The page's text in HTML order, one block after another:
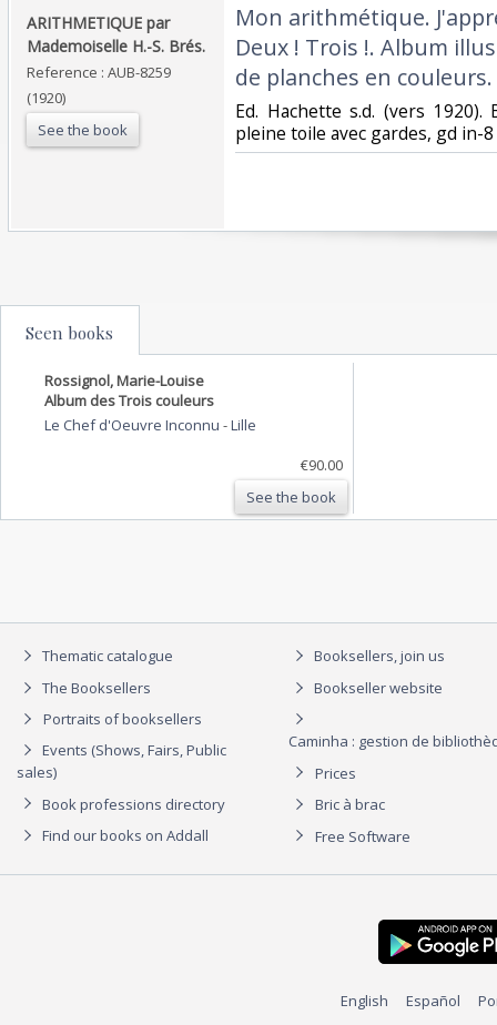
‎ARITHMETIQUE par
Mademoiselle H.-S. Brés.‎
Reference : AUB-8259
(1920)
See the book
‎Mon arithmétique.
Deux ! Trois !. Album
de planches en couleurs.‎
‎Ed. Hachette s.d. (vers
pleine toile avec gardes, gd in-
Seen books
Rossignol, Marie-Louise
Album des Trois couleurs
Le Chef d'Oeuvre Inconnu -Lille
€90.00
See the book
Thematic catalogue
The Booksellers
Portraits of booksellers
Events (Shows, Fairs, Public
sales)
Book professions directory
Find our books on Addall
Booksellers, join us
Bookseller website
Caminha : gestion de
Prices
Bric à brac
Free Software
English Español